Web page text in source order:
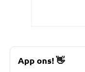
App ons!👋